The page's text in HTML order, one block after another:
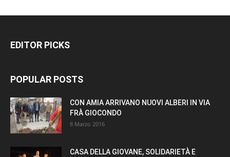
EDITOR PICKS
POPULAR POSTS
CON AMIA ARRIVANO NUOVI ALBERI IN VIA
FRÀ GIOCONDO
8 Marzo 2016
CASA DELLA GIOVANE, SOLIDARIETÀ E